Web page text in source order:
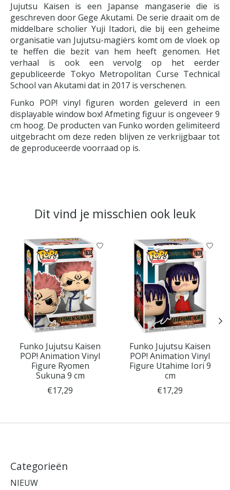
Jujutsu Kaisen is een Japanse mangaserie die is
geschreven door Gege Akutami. De serie draait om de
middelbare scholier Yuji Itadori, die bij een geheime
organisatie van Jujutsu-magiërs komt om de vloek op
te heffen die bezit van hem heeft genomen. Het
verhaal is ook een vervolg op het eerder
gepubliceerde Tokyo Metropolitan Curse Technical
School van Akutami dat in 2017 is verschenen.
Funko POP! vinyl figuren worden geleverd in een
displayable window box! Afmeting figuur is ongeveer 9
cm hoog. De producten van Funko worden gelimiteerd
uitgebracht om deze reden blijven ze verkrijgbaar tot
de geproduceerde voorraad op is.
Dit vind je misschien ook leuk
Items van productcarrousel
Funko Jujutsu Kaisen
POP! Animation Vinyl
Figure Ryomen
Sukuna 9 cm
€17,29
Funko Jujutsu Kaisen
POP! Animation Vinyl
Figure Utahime Iori 9
cm
€17,29
Categorieën
NIEUW